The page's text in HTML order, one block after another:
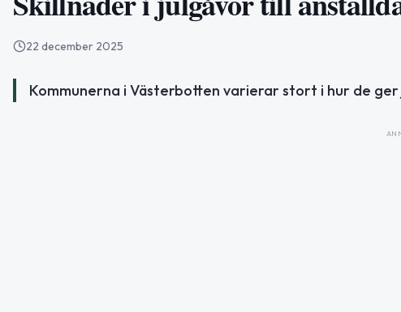
22 december 2025
Kommunerna i Västerbotten varierar stort i hur de